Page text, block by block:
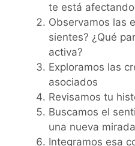
te está
Observamos las
sientes? ¿Qué
activa?
Exploramos las
asociados
Revisamos tu
Buscamos el
una nueva mirada
Integramos esa